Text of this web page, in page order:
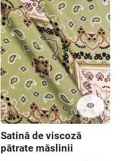
visibility
Satină de viscoză
pătrate măslinii